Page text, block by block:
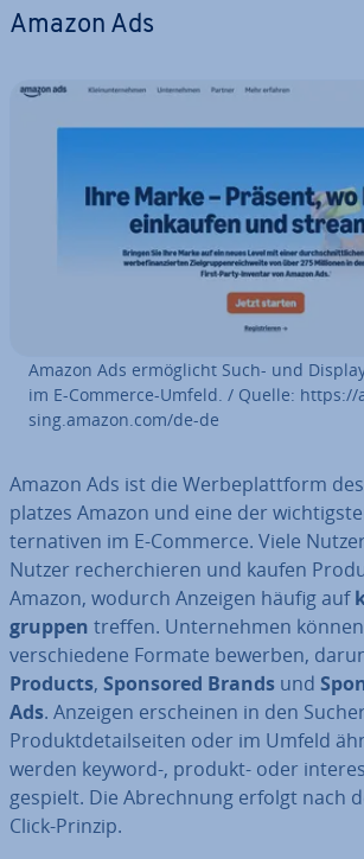
Amazon Ads
Amazon Ads er­mög­licht Such- und
im E-Commerce-Umfeld. / Quelle:
sing.amazon.com/de-de
Amazon Ads ist die Wer­be­platt­form
plat­zes Amazon und eine der
ter­na­ti­ven im E-Commerce. Viele
Nutzer re­cher­chie­ren und kaufen
Amazon, wodurch Anzeigen häufig auf
grup­pen treffen. Un­ter­neh­men
ver­schie­de­ne Formate bewerben,
Products, Sponsored Brands und
Ads. Anzeigen er­schei­nen in den
Pro­dukt­de­tail­sei­ten oder im Umfeld
werden keyword-, produkt- oder
ge­spielt. Die Ab­rech­nung erfolgt nach
Click-Prinzip.